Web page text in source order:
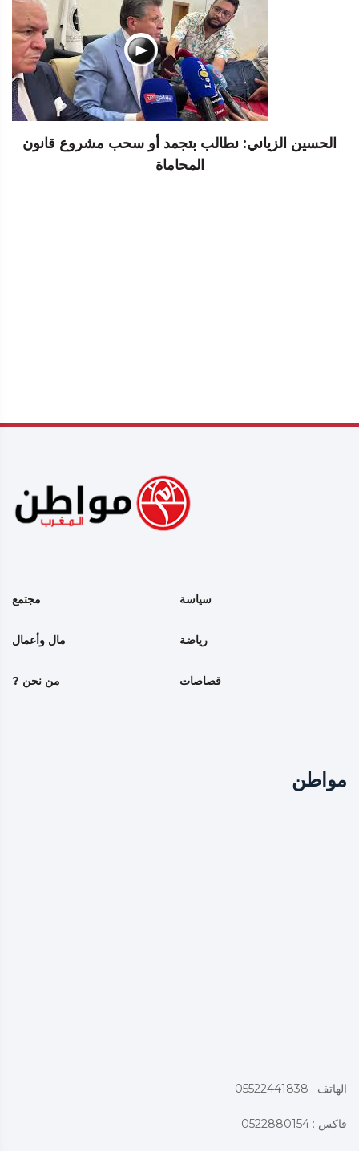
الحسين الزياني: نطالب بتجمد أو سحب مشروع قانون
المحاماة
سياسة مجتمع
رياضة مال وأعمال
قصاصات من نحن ?
مواطن
الهاتف : 05522441838
فاكس : 0522880154